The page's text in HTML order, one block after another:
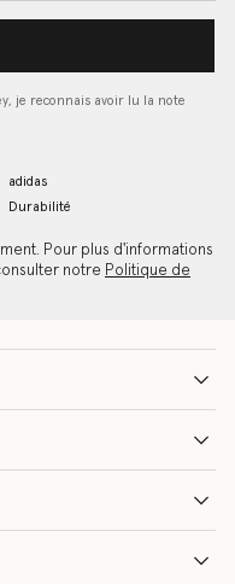
je reconnais avoir lu la note
adidas
Durabilité
Pour plus d'informations
notre Politique de